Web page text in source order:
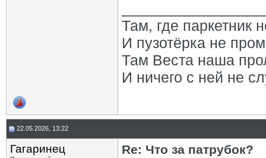
Там, где паркетник
И пузотёрка не
Там Веста наша
И ничего с ней не
22.05.2026, 13:22
Гагаринец Re: Что за патрубок?